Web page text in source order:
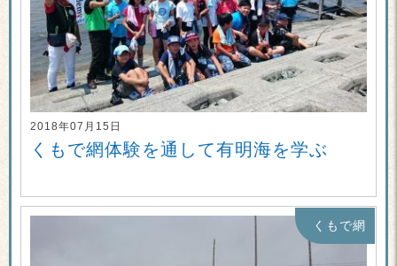
2018年07月15日
くもで網体験を通して有明海を学ぶ
くもで網